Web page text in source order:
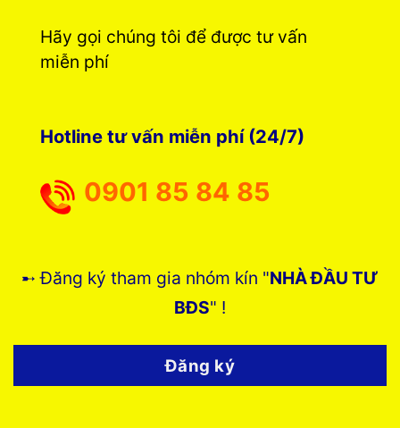
Hãy gọi chúng tôi để được tư vấn
miễn phí
Hotline tư vấn miễn phí (24/7)
0901 85 84 85
➸ Đăng ký tham gia nhóm kín "NHÀ ĐẦU TƯ
BĐS" !
Đăng ký